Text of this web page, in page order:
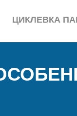
ЦИКЛЕВКА